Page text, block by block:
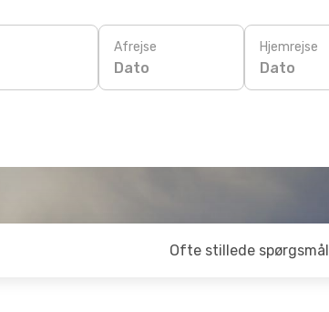
Afrejse
Dato
Hjemrejse
Dato
Ofte stillede spørgsmål